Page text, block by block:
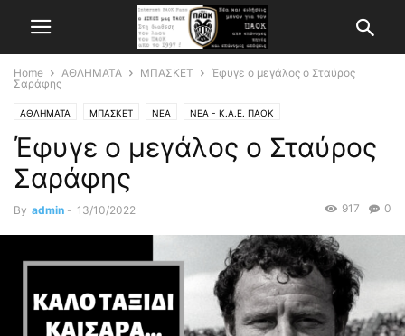
Home ΑΘΛΗΜΑΤΑ ΜΠΑΣΚΕΤ
Έφυγε ο μεγάλος ο Σταύρος
Σαράφης
ΑΘΛΗΜΑΤΑ ΜΠΑΣΚΕΤ ΝΕΑ ΝΕΑ - Κ.Α.Ε. ΠΑΟΚ
Έφυγε ο μεγάλος ο Σταύρος
Σαράφης
By admin - 13/10/2022 0
917